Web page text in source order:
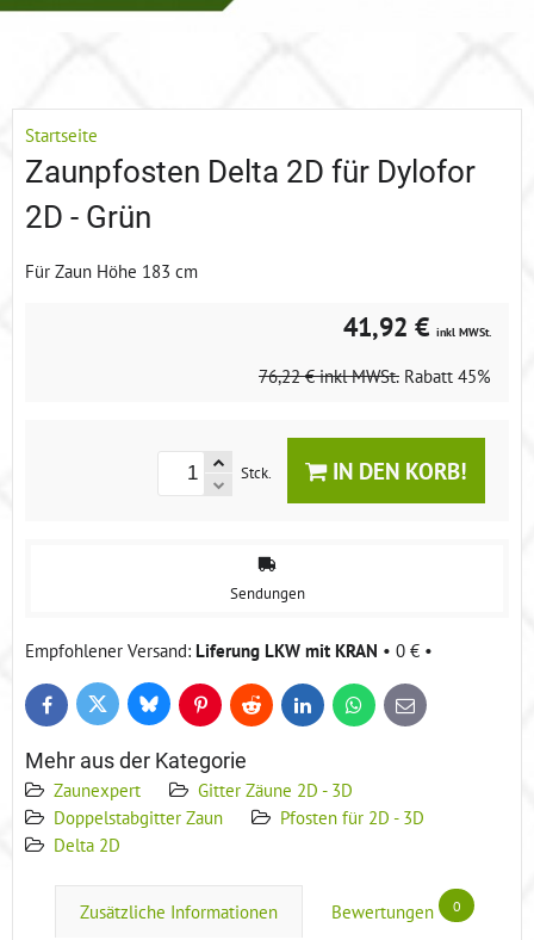
Startseite
Zaunpfosten Delta 2D für Dylofor
2D - Grün
Für Zaun Höhe 183 cm
41,92 € inkl MWSt.
76,22 € inkl MWSt. Rabatt 45%
Stck. IN DEN KORB!
Sendungen
Liferung LKW mit KRAN • 0 € •
FacebookTwitter BlueskyPinterestReddit LinkedInWhatsApp
E-
mail
Mehr aus der Kategorie
Zaunexpert
Gitter Zäune 2D - 3D
Doppelstabgitter Zaun
Pfosten für 2D - 3D
Delta 2D
Zusätzliche Informationen Bewertungen 0